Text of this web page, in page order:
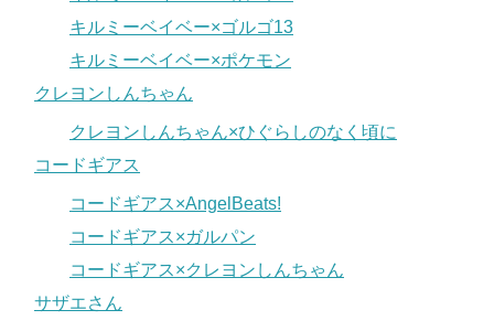
キルミーベイベー×ゴルゴ13
キルミーベイベー×ポケモン
クレヨンしんちゃん
クレヨンしんちゃん×ひぐらしのなく頃に
コードギアス
コードギアス×AngelBeats!
コードギアス×ガルパン
コードギアス×クレヨンしんちゃん
サザエさん